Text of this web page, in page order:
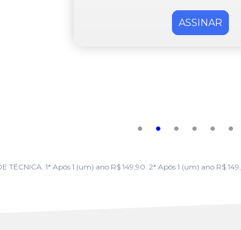
ASSINAR
TÉCNICA. 1* Após 1 (um) ano R$ 149,90. 2* Após 1 (um) ano R$